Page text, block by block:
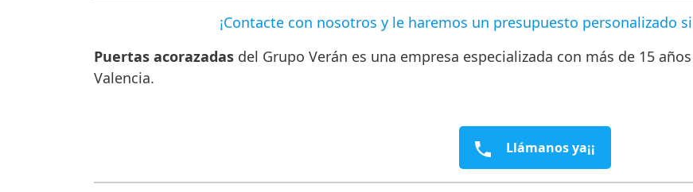
¡Contacte con nosotros y le haremos un presupuesto personalizado
Puertas acorazadas del Grupo Verán es una empresa especializada con más de 15
Valencia.
Llámanos ya¡¡